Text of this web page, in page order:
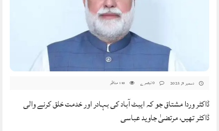
دسمبر 9, 2025 183 مناظر
ڈاکٹر وردا مشتاق جو کہ ایبٹ آباد کی بہادر اور خدمت خلق کرنے والی
ڈاکٹر تھیں، مرتضیٰ جاوید عباسی